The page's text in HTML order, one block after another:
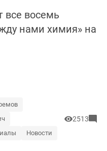
все восемь
нами химия» на
Новости
2513